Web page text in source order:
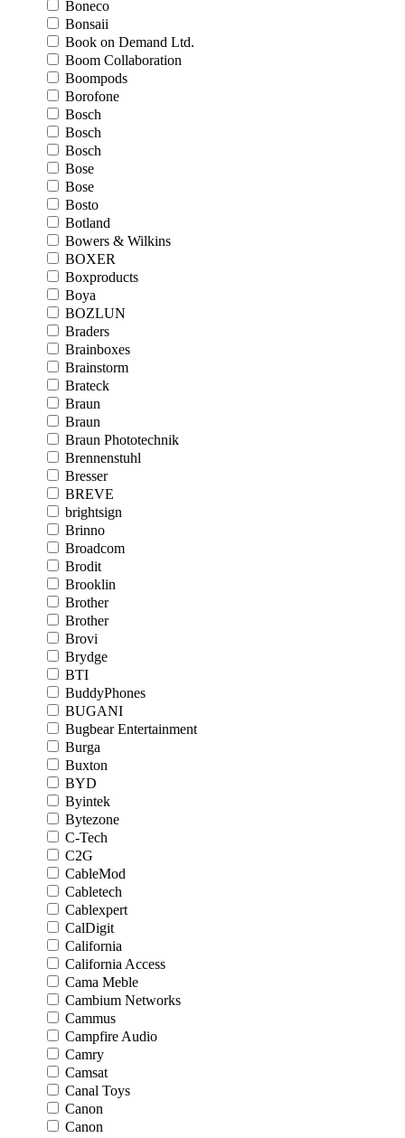
Boneco
Bonsaii
Book on Demand Ltd.
Boom Collaboration
Boompods
Borofone
Bosch
Bosch
Bosch
Bose
Bose
Bosto
Botland
Bowers & Wilkins
BOXER
Boxproducts
Boya
BOZLUN
Braders
Brainboxes
Brainstorm
Brateck
Braun
Braun
Braun Phototechnik
Brennenstuhl
Bresser
BREVE
brightsign
Brinno
Broadcom
Brodit
Brooklin
Brother
Brother
Brovi
Brydge
BTI
BuddyPhones
BUGANI
Bugbear Entertainment
Burga
Buxton
BYD
Byintek
Bytezone
C-Tech
C2G
CableMod
Cabletech
Cablexpert
CalDigit
California
California Access
Cama Meble
Cambium Networks
Cammus
Campfire Audio
Camry
Camsat
Canal Toys
Canon
Canon